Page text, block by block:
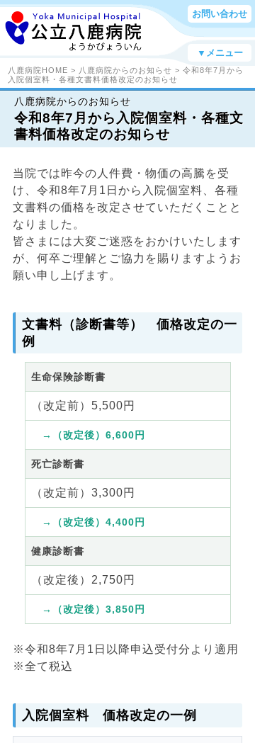
お問い合わせ
▼メニュー
八鹿病院HOME > 八鹿病院からのお知らせ > 令和8年7月から
入院個室料・各種文書料価格改定のお知らせ
八鹿病院からのお知らせ
令和8年7月から入院個室料・各種文
書料価格改定のお知らせ
当院では昨今の人件費・物価の高騰を受
け、令和8年7月1日から入院個室料、各種
文書料の価格を改定させていただくことと
なりました。
皆さまには大変ご迷惑をおかけいたします
が、何卒ご理解とご協力を賜りますようお
願い申し上げます。
文書料（診断書等） 価格改定の一
例
生命保険診断書
（改定前）5,500円
→（改定後）6,600円
死亡診断書
（改定前）3,300円
→（改定後）4,400円
健康診断書
（改定後）2,750円
→（改定後）3,850円
※令和8年7月1日以降申込受付分より適用
※全て税込
入院個室料 価格改定の一例